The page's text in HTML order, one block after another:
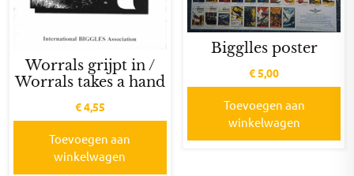
Worrals grijpt in /
Worrals takes a hand
€4,55
Toevoegen aan
winkelwagen
Bigglles poster
€ 5,00
Toevoegen aan
winkelwagen